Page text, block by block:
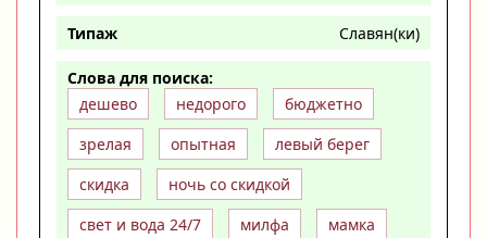
Типаж Славян(ки)
Слова для поиска:
дешево
недорого
бюджетно
зрелая
опытная
левый берег
скидка
ночь со скидкой
свет и вода 24/7
милфа мамка